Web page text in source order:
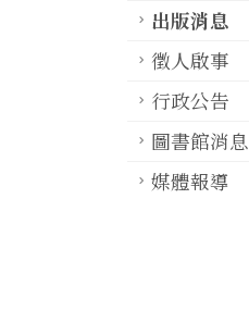
出版消息
徵人啟事
行政公告
圖書館消息
媒體報導